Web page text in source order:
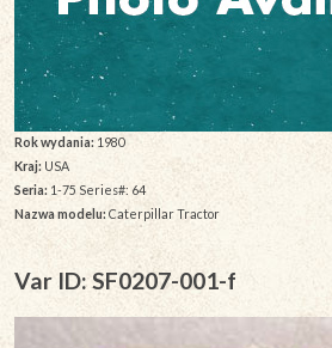
Rok wydania: 1980
Kraj:USA
Seria: 1-75 Series#: 64
Nazwa modelu: Caterpillar Tractor
Var ID: SF0207-001-f